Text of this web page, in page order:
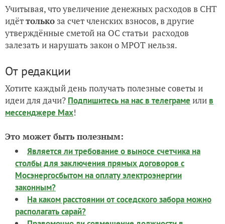
Учитывая, что увеличение денежных расходов в СНТ
идёттолько за счет членских взносов, в другие
утверждённые сметой на ОС статьи расходов
залезать и нарушать закон о МРОТ нельзя.
От редакции
Хотите каждый день получать полезные советы и
идеи для дачи? Подпишитесь на нас в телеграме или в
мессенджере Max!
Это может быть полезным:
Является ли требование о выносе счетчика на
столбы для заключения прямых договоров с
Мосэнергосбытом на оплату электроэнергии
законным?
На каком расстоянии от соседского забора можно
располагать сарай?